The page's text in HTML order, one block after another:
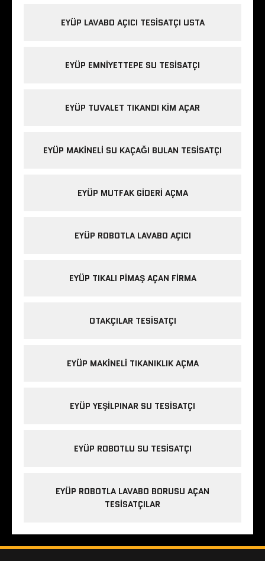
EYÜP LAVABO AÇICI TESISATÇI USTA
EYÜP EMNIYETTEPE SU TESISATÇI
EYÜP TUVALET TIKANDI KIM AÇAR
EYÜP MAKINELI SU KAÇAĞI BULAN TESISATÇI
EYÜP MUTFAK GIDERI AÇMA
EYÜP ROBOTLA LAVABO AÇICI
EYÜP TIKALI PIMAŞ AÇAN FIRMA
OTAKÇILAR TESISATÇI
EYÜP MAKINELI TIKANIKLIK AÇMA
EYÜP YEŞILPINAR SU TESISATÇI
EYÜP ROBOTLU SU TESISATÇI
EYÜP ROBOTLA LAVABO BORUSU AÇAN
TESISATÇILAR